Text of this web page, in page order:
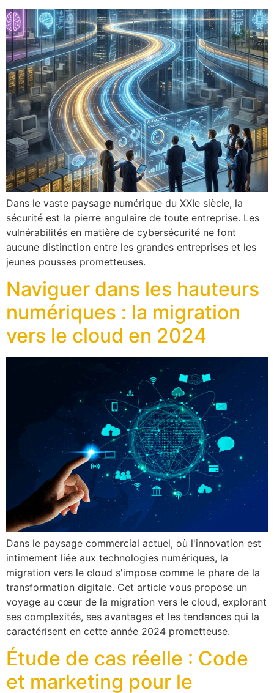
Dans le vaste paysage numérique du XXIe siècle, la
sécurité est la pierre angulaire de toute entreprise. Les
vulnérabilités en matière de cybersécurité ne font
aucune distinction entre les grandes entreprises et les
jeunes pousses prometteuses.
Naviguer dans les hauteurs
numériques : la migration
vers le cloud en 2024
Dans le paysage commercial actuel, où l'innovation est
intimement liée aux technologies numériques, la
migration vers le cloud s'impose comme le phare de la
transformation digitale. Cet article vous propose un
voyage au cœur de la migration vers le cloud, explorant
ses complexités, ses avantages et les tendances qui la
caractérisent en cette année 2024 prometteuse.
Étude de cas réelle : Code
et marketing pour le